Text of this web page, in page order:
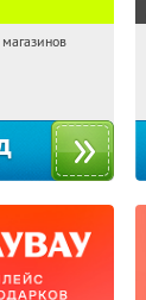
Получи первым!